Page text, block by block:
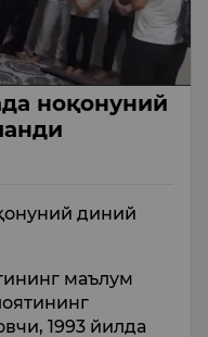
ноқонуний
диний
маълум
1993 йилда